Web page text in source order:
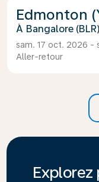
Edmonton
Bangalore (BLR)
sam. 17 oct. 2026 -
Aller-retour
Explorez